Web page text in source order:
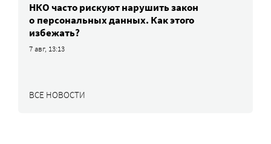
НКО часто рискуют нарушить закон
о персональных данных. Как этого
избежать?
7 авг, 13:13
ВСЕ НОВОСТИ